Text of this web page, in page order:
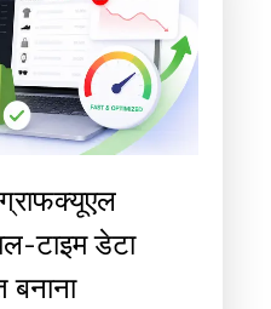
टाइम डेटा